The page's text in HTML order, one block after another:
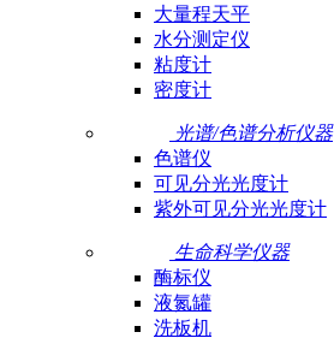
大量程天平
水分测定仪
粘度计
密度计
光谱/色谱分析仪器
色谱仪
可见分光光度计
紫外可见分光光度计
生命科学仪器
酶标仪
液氮罐
洗板机